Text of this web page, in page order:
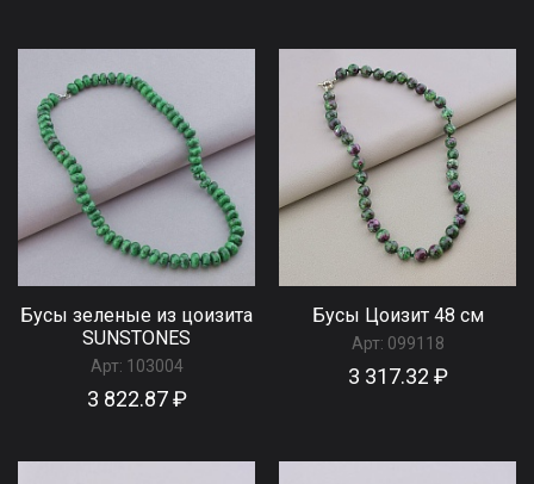
Бусы зеленые из цоизита
SUNSTONES
Арт: 103004
3 822.87 ₽
Бусы Цоизит 48 см
Арт: 099118
3 317.32 ₽